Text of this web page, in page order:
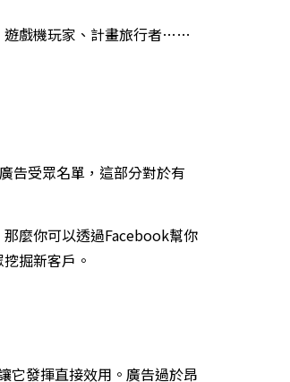
遊戲機玩家、計畫旅行者……
告受眾名單，這部分對於有
麼你可以透過Facebook幫你
掘新客戶。
它發揮直接效用。廣告過於昂